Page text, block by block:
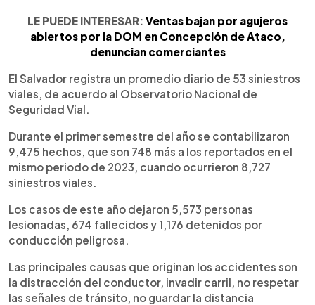
LE PUEDE INTERESAR: Ventas bajan por agujeros
abiertos por la DOM en Concepción de Ataco,
denuncian comerciantes
El Salvador registra un promedio diario de 53 siniestros
viales, de acuerdo al Observatorio Nacional de
Seguridad Vial.
Durante el primer semestre del año se contabilizaron
9,475 hechos, que son 748 más a los reportados en el
mismo periodo de 2023, cuando ocurrieron 8,727
siniestros viales.
Los casos de este año dejaron 5,573 personas
lesionadas, 674 fallecidos y 1,176 detenidos por
conducción peligrosa.
Las principales causas que originan los accidentes son
la distracción del conductor, invadir carril, no respetar
las señales de tránsito, no guardar la distancia